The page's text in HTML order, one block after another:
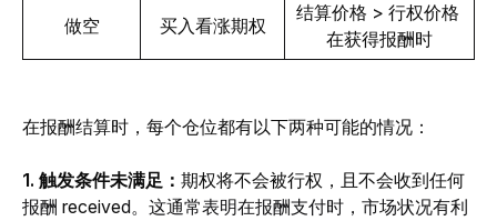
做空 买入看涨期权
结算价格 > 行权价格
在获得报酬时
在报酬结算时，每个仓位都有以下两种可能的情况：
1. 触发条件未满足： 期权将不会被行权，且不会收到任何
报酬 received。这通常表明在报酬支付时，市场状况有利